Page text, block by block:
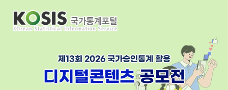
제13회 2026 국가승인통계 활용
디지털콘텐츠공모전